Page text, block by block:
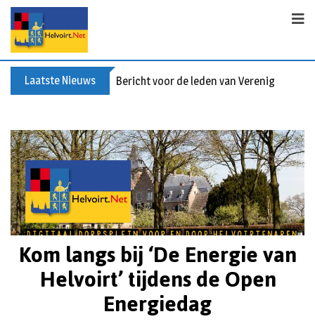
Laatste Nieuws Bericht voor de leden van Vereniging 55+
Kom langs bij ‘De Energie van
Helvoirt’ tijdens de Open
Energiedag